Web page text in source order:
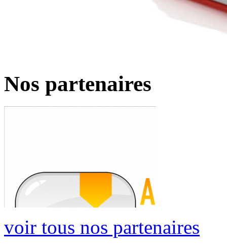
Nos partenaires
voir tous nos partenaires